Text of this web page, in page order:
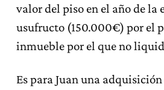
valor del piso en el año de la
usufructo (150.000€) por el
inmueble por el que no
Es para Juan una adquisición